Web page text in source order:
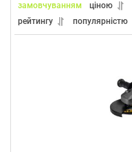
замовчуванням ціною
рейтингу
популярністю